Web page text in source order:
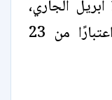
الذي دخل حيز التنفيذ في 17 أبريل الجاري،
وتم تمديده لمدة 3 أسابيع اعتبارًا من 23